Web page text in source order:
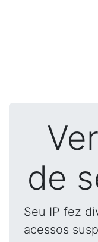
de
Seu IP fez
acessos